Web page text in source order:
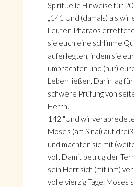
Spirituelle Hinweise für
„141 Und (damals) als wir
Leuten Pharaos
sie euch eine schlimme
auferlegten, indem sie
umbrachten und (nur)
Leben ließen. Darin lag
schwere Prüfung von
Herrn.
142 "Und wir
Moses (am Sinai) auf
und machten sie mit
voll. Damit betrug der
sein Herr sich (mit ihm)
volle vierzig Tage. Moses